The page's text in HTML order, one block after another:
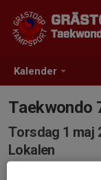
Kalender
Taekwondo
Torsdag 1 maj
Lokalen